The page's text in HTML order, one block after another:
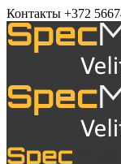
Контакты +372